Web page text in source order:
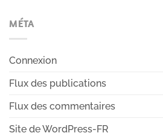
MÉTA
Connexion
Flux des publications
Flux des commentaires
Site de WordPress-FR